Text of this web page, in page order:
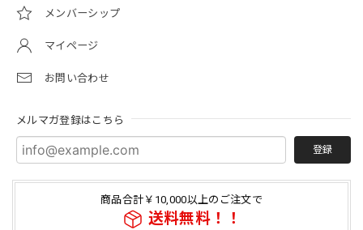
メンバーシップ
マイページ
お問い合わせ
メルマガ登録はこちら
登録
商品合計￥10,000以上のご注文で
送料無料！！